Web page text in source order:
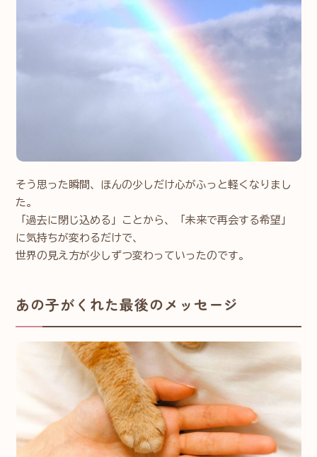
そう思った瞬間、ほんの少しだけ心がふっと軽くなりまし
た。
「過去に閉じ込める」ことから、「未来で再会する希望」
に気持ちが変わるだけで、
世界の見え方が少しずつ変わっていったのです。
あの子がくれた最後のメッセージ